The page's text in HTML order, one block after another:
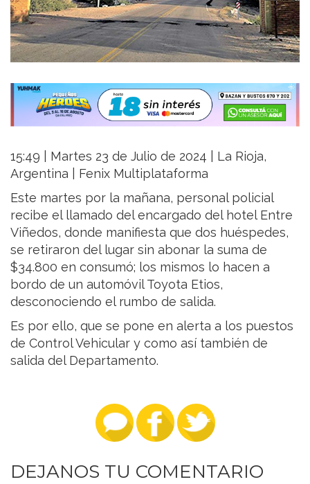
15:49 | Martes 23 de Julio de 2024 | La Rioja,
Argentina | Fenix Multiplataforma
Este martes por la mañana, personal policial
recibe el llamado del encargado del hotel Entre
Viñedos, donde manifiesta que dos huéspedes,
se retiraron del lugar sin abonar la suma de
$34.800 en consumó; los mismos lo hacen a
bordo de un automóvil Toyota Etios,
desconociendo el rumbo de salida.
Es por ello, que se pone en alerta a los puestos
de Control Vehicular y como así también de
salida del Departamento.
DEJANOS TU COMENTARIO